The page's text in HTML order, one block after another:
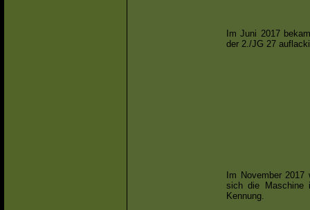
Im Juni 2017
der 2./JG 27
Im November 2017
sich die Maschine
Kennung.